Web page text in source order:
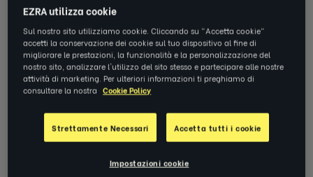
coaching personalizzato ai leader di ogni
grado, dai manager di medio livello agli alti
dirigenti.
Lavorare a ritroso rispetto
all'obiettivo finale
In primis, ci siamo seduti a un tavolo con
EZRA utilizza cookie
Sul nostro sito utilizziamo cookie. Cliccando su "Accetta cookie"
accetti la conservazione dei cookie sul tuo dispositivo al fine di
migliorare le prestazioni, la funzionalità e la personalizzazione del
nostro sito, analizzare l'utilizzo del sito stesso e partecipare alle nostre
attività di marketing. Per ulteriori informazioni ti preghiamo di
consultare la nostra Cookie Policy
Strettamente Necessari Accetta tutti i cookie
Impostazioni cookie